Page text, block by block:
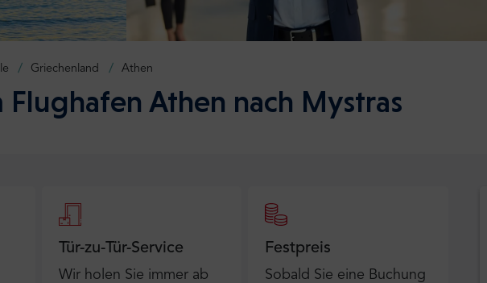
Griechenland Athen
Flughafen Athen nach Mystras
Tür-zu-Tür-Service
Wir holen Sie immer ab
Festpreis
Sobald Sie eine Buchung